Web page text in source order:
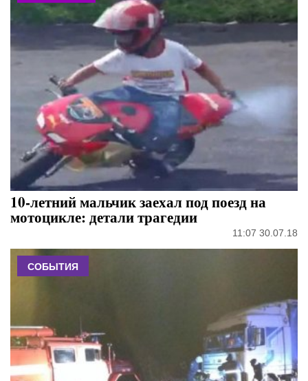
10-летний мальчик заехал под поезд на
мотоцикле: детали трагедии
11:07 30.07.18
СОБЫТИЯ